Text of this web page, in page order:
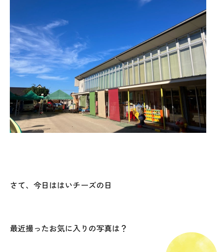
さて、今日ははいチーズの日
最近撮ったお気に入りの写真は？